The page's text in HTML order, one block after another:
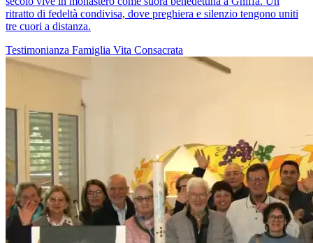
ritratto di fedeltà condivisa, dove preghiera e silenzio tengono uniti
tre cuori a distanza.
Testimonianza Famiglia Vita Consacrata